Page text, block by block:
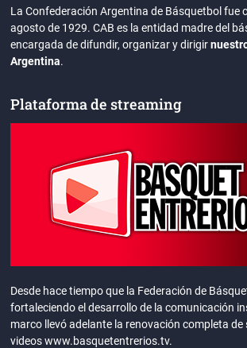
La Confederación Argentina de Básquetbol fue
agosto de 1929. CAB es la entidad madre del
encargada de difundir, organizar y dirigir
Argentina.
Plataforma de streaming
Desde hace tiempo que la Federación de
fortaleciendo el desarrollo de la comunicación
marco llevó adelante la renovación completa
videos www.basquetentrerios.tv.